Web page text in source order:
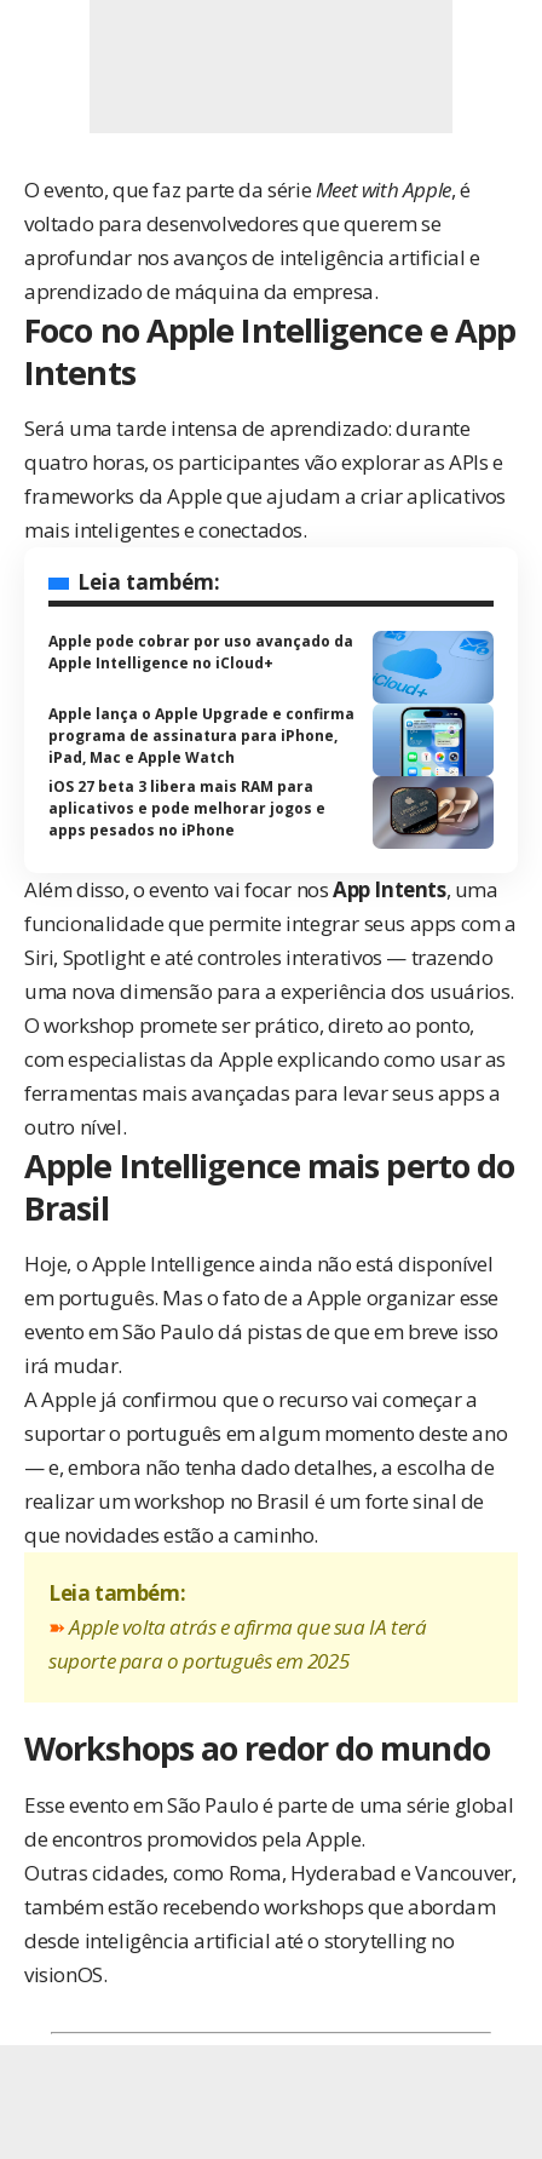
O evento, que faz parte da sérieMeet with Apple, é
voltado para desenvolvedores que querem se
aprofundar nos avanços de inteligência artificial e
aprendizado de máquina da empresa.
Foco no Apple Intelligence e App
Intents
Será uma tarde intensa de aprendizado: durante
quatro horas, os participantes vão explorar as APIs e
frameworks da Apple que ajudam a criar aplicativos
mais inteligentes e conectados.
Leia também:
Apple pode cobrar por uso avançado da
Apple Intelligence no iCloud+
Apple lança o Apple Upgrade e confirma
programa de assinatura para iPhone,
iPad, Mac e Apple Watch
iOS 27 beta 3 libera mais RAM para
aplicativos e pode melhorar jogos e
apps pesados no iPhone
Além disso, o evento vai focar nosApp Intents, uma
funcionalidade que permite integrar seus apps com a
Siri, Spotlight e até controles interativos — trazendo
uma nova dimensão para a experiência dos usuários.
O workshop promete ser prático, direto ao ponto,
com especialistas da Apple explicando como usar as
ferramentas mais avançadas para levar seus apps a
outro nível.
Apple Intelligence mais perto do
Brasil
Hoje, o Apple Intelligence ainda não está disponível
em português. Mas o fato de a Apple organizar esse
evento em São Paulo dá pistas de que em breve isso
irá mudar.
A Apple já confirmou que o recurso vai começar a
suportar o português em algum momento deste ano
— e, embora não tenha dado detalhes, a escolha de
realizar um workshop no Brasil é um forte sinal de
que novidades estão a caminho.
Leia também:
➽Apple volta atrás e afirma que sua IA terá
suporte para o português em 2025
Workshops ao redor do mundo
Esse evento em São Paulo é parte de uma série global
de encontros promovidos pela Apple.
Outras cidades, como Roma, Hyderabad e Vancouver,
também estão recebendo workshops que abordam
desde inteligência artificial até o storytelling no
visionOS.